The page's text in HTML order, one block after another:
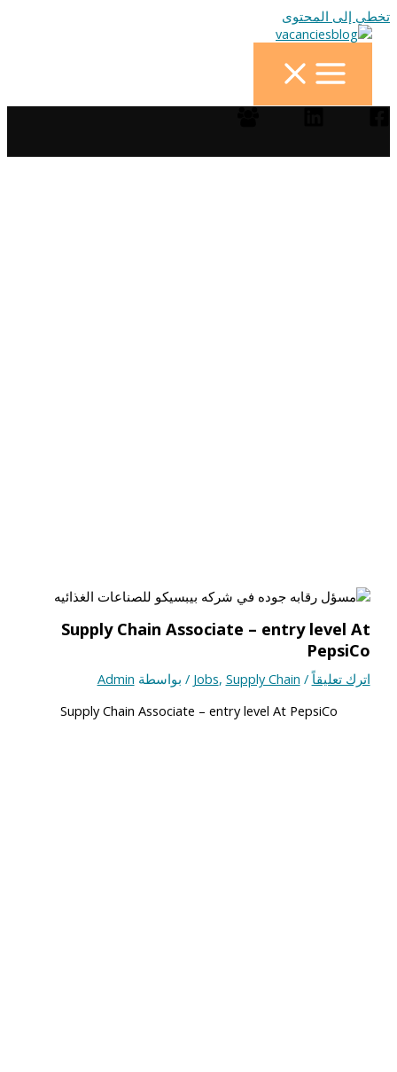
تخطي إلى المحتوى
Supply Chain Associate – entry level At
PepsiCo
اترك تعليقاً /
Jobs, Supply Chain / بواسطة Admin
Supply Chain Associate – entry level At PepsiCo